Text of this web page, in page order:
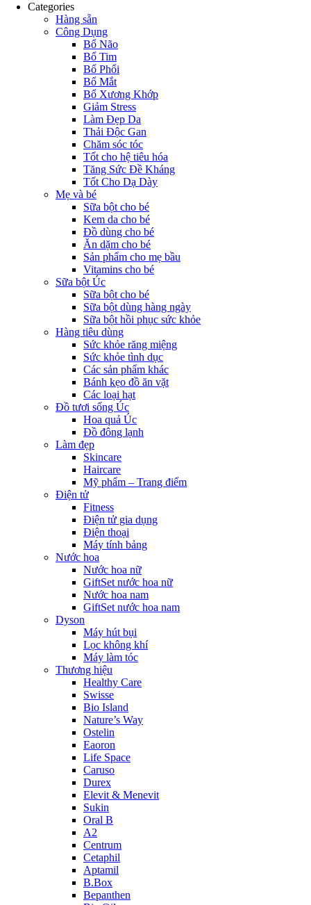
Categories
Hàng sẵn
Công Dụng
Bổ Não
Bổ Tim
Bổ Phổi
Bổ Mắt
Bổ Xương Khớp
Giảm Stress
Làm Đẹp Da
Thải Độc Gan
Chăm sóc tóc
Tốt cho hệ tiêu hóa
Tăng Sức Đề Kháng
Tốt Cho Dạ Dày
Mẹ và bé
Sữa bột cho bé
Kem da cho bé
Đồ dùng cho bé
Ăn dặm cho bé
Sản phẩm cho mẹ bầu
Vitamins cho bé
Sữa bột Úc
Sữa bột cho bé
Sữa bột dùng hàng ngày
Sữa bột hồi phục sức khỏe
Hàng tiêu dùng
Sức khỏe răng miệng
Sức khỏe tình dục
Các sản phẩm khác
Bánh kẹo đồ ăn vặt
Các loại hạt
Đồ tươi sống Úc
Hoa quả Úc
Đồ đông lạnh
Làm đẹp
Skincare
Haircare
Mỹ phẩm – Trang điểm
Điện tử
Fitness
Điện tử gia dụng
Điện thoại
Máy tính bảng
Nước hoa
Nước hoa nữ
GiftSet nước hoa nữ
Nước hoa nam
GiftSet nước hoa nam
Dyson
Máy hút bụi
Lọc không khí
Máy làm tóc
Thương hiệu
Healthy Care
Swisse
Bio Island
Nature’s Way
Ostelin
Eaoron
Life Space
Caruso
Durex
Elevit & Menevit
Sukin
Oral B
A2
Centrum
Cetaphil
Aptamil
B.Box
Bepanthen